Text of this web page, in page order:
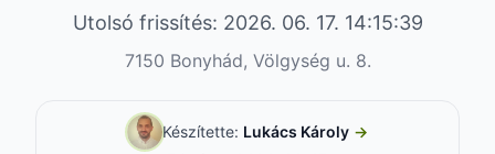
Utolsó frissítés: 2026. 06. 17. 14:15:39
7150 Bonyhád, Völgység u. 8.
Készítette: Lukács Károly →